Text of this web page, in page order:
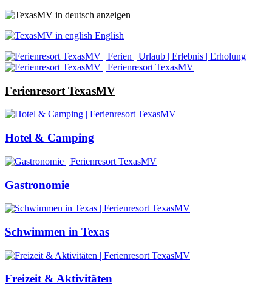
English
Ferienresort TexasMV
Hotel & Camping
Gastronomie
Schwimmen in Texas
Freizeit & Aktivitäten